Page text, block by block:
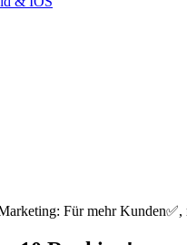
Für mehr Kunden✅,